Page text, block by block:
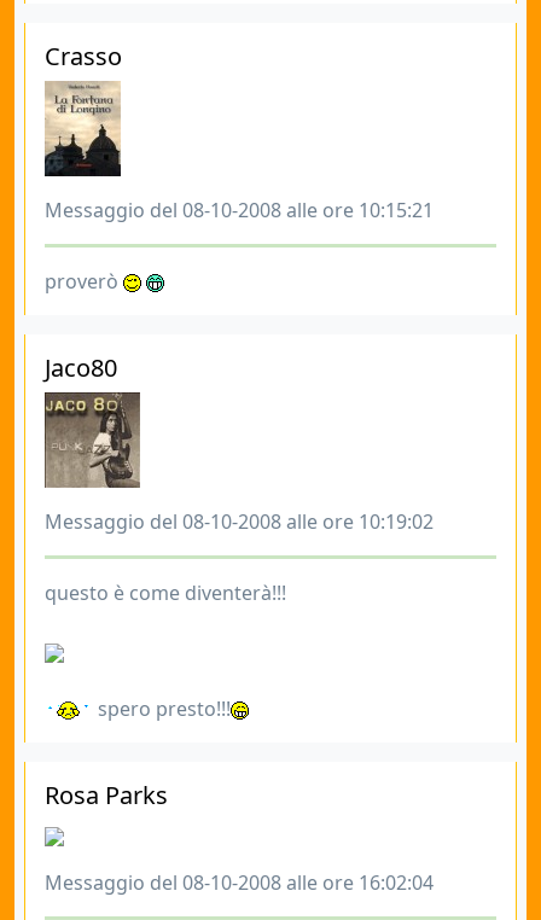
Crasso
Messaggio del 08-10-2008 alle ore 10:15:21
proverò
Jaco80
Messaggio del 08-10-2008 alle ore 10:19:02
questo è come diventerà!!!
spero presto!!!
Rosa Parks
Messaggio del 08-10-2008 alle ore 16:02:04